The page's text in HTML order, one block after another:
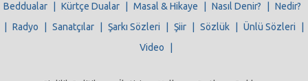
Beddualar
Kürtçe Dualar Masal & Hikaye Nasıl Denir?
Nedir?
Radyo Sanatçılar Şarkı Sözleri Şiir Sözlük Ünlü Sözleri
Video